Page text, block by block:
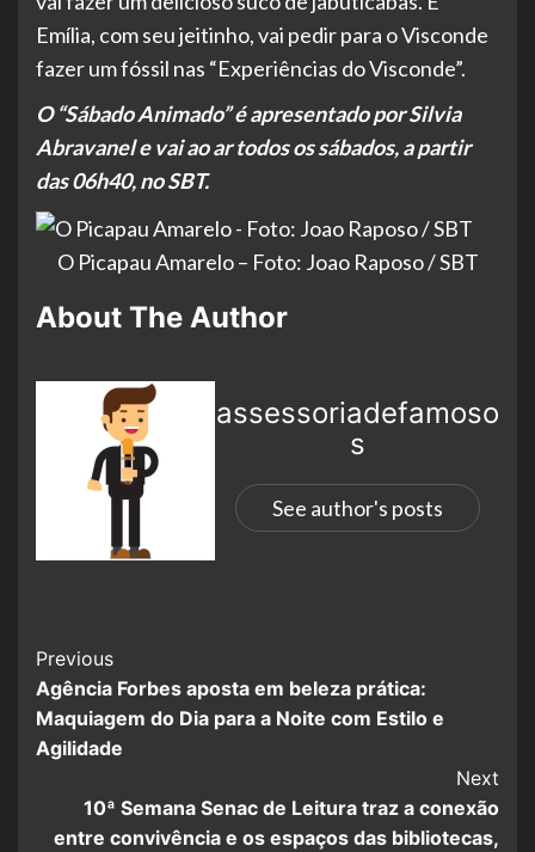
Emília, com seu jeitinho, vai pedir para o Visconde
fazer um fóssil nas “Experiências do Visconde”.
O “Sábado Animado” é apresentado por Silvia
Abravanel e vai ao ar todos os sábados, a partir
das 06h40, no SBT.
O Picapau Amarelo – Foto: Joao Raposo / SBT
About The Author
assessoriadefamoso
s
See author's posts
Previous
Agência Forbes aposta em beleza prática:
Maquiagem do Dia para a Noite com Estilo e
Agilidade
Next
10ª Semana Senac de Leitura traz a conexão
entre convivência e os espaços das bibliotecas,